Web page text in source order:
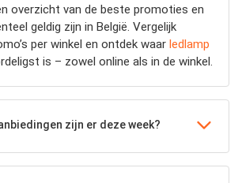
overzicht van de beste promoties en
geldig zijn in België. Vergelijk
per winkel en ontdek waar ledlamp
is – zowel online als in de winkel.
zijn er deze week?